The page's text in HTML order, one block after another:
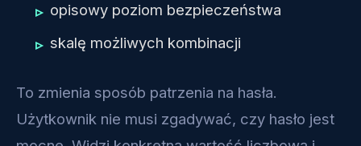
opisowy poziom bezpieczeństwa
skalę możliwych kombinacji
To zmienia sposób patrzenia na hasła.
Użytkownik nie musi zgadywać, czy hasło jest